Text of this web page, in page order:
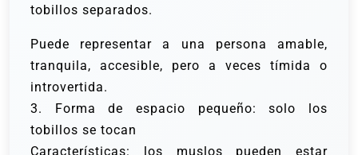
tobillos separados.
Puede representar a una persona amable,
tranquila, accesible, pero a veces tímida o
introvertida.
3. Forma de espacio pequeño: solo los
tobillos se tocan
Características: los muslos pueden estar